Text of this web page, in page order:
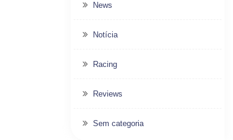
News
Notícia
Racing
Reviews
Sem categoria